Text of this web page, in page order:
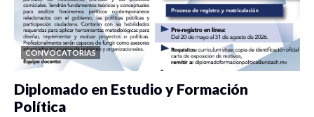
CONVOCATORIAS
Diplomado en Estudio y Formación
Política